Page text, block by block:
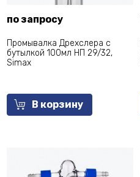
по запросу
Промывалка Дрехслера с
бутылкой 100мл НП 29/32,
Simax
В корзину